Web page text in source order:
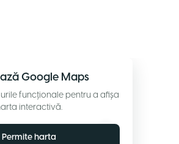
Google Maps
funcționale pentru a afișa
interactivă.
Permite harta